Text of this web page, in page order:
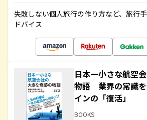
失敗しない個人旅行の作り方など、旅行
ドバイス
日本一小さな航空
物語 業界の常識を
インの「復活」
BOOKS